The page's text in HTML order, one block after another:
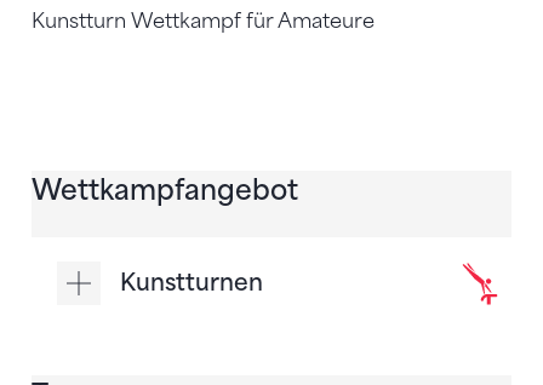
Kunstturn Wettkampf für Amateure
Wettkampfangebot
Kunstturnen